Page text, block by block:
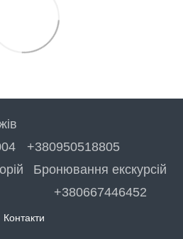
+380950518805
Бронювання екскурсій
+380667446452
Контакти